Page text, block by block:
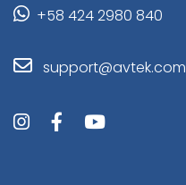
+58 424 2980 840
support@avtek.com